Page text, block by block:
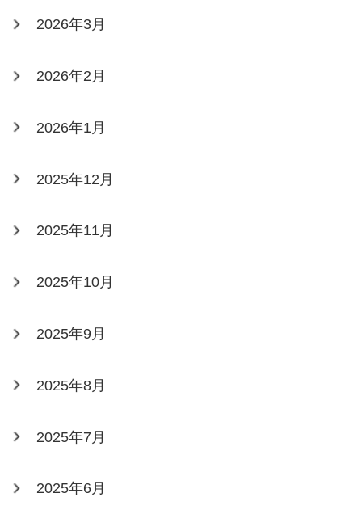
2026年3月
2026年2月
2026年1月
2025年12月
2025年11月
2025年10月
2025年9月
2025年8月
2025年7月
2025年6月